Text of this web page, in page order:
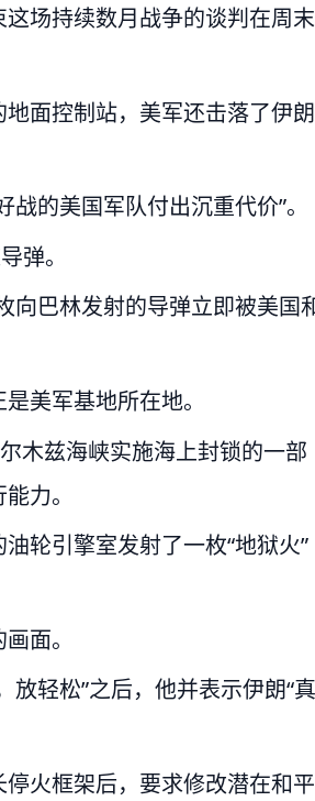
场持续数月战争的谈判在周末
面控制站，美军还击落了伊朗
的美国军队付出沉重代价”。
弹。
向巴林发射的导弹立即被美国
美军基地所在地。
木兹海峡实施海上封锁的一部
力。
轮引擎室发射了一枚“地狱火”
面。
轻松”之后，他并表示伊朗“真
火框架后，要求修改潜在和平